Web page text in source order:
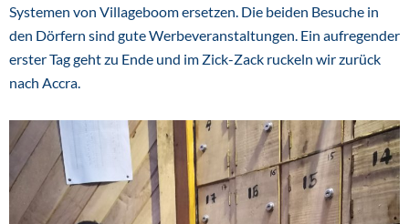
Systemen von Villageboom ersetzen. Die beiden Besuche in
den Dörfern sind gute Werbeveranstaltungen. Ein aufregender
erster Tag geht zu Ende und im Zick-Zack ruckeln wir zurück
nach Accra.